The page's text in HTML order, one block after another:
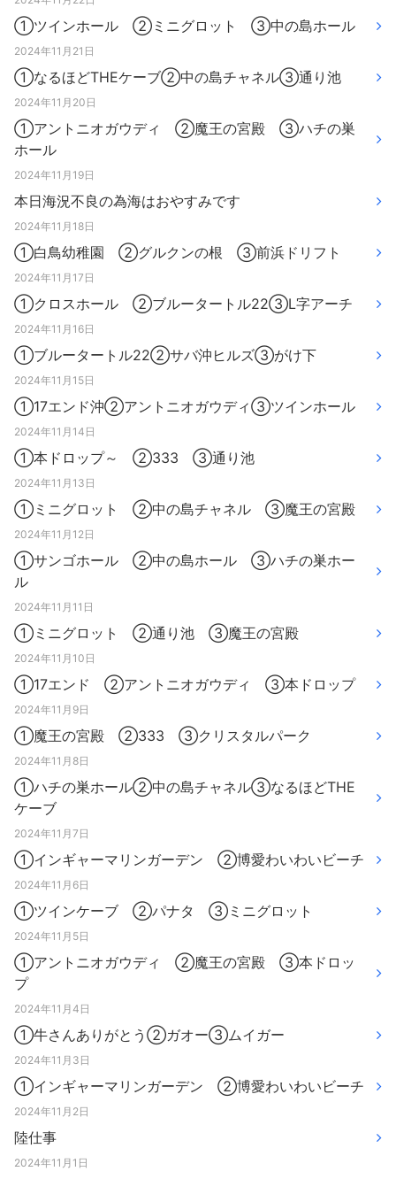
①ツインホール ②ミニグロット ③中の島ホール
2024年11月21日
①なるほどTHEケーブ②中の島チャネル③通り池
2024年11月20日
①アントニオガウディ ②魔王の宮殿 ③ハチの巣
ホール
2024年11月19日
本日海況不良の為海はおやすみです
2024年11月18日
①白鳥幼稚園 ②グルクンの根 ③前浜ドリフト
2024年11月17日
①クロスホール ②ブルータートル22③L字アーチ
2024年11月16日
①ブルータートル22②サバ沖ヒルズ③がけ下
2024年11月15日
①17エンド沖②アントニオガウディ③ツインホール
2024年11月14日
①本ドロップ～ ②333 ③通り池
2024年11月13日
①ミニグロット ②中の島チャネル ③魔王の宮殿
2024年11月12日
①サンゴホール ②中の島ホール ③ハチの巣ホー
ル
2024年11月11日
①ミニグロット ②通り池 ③魔王の宮殿
2024年11月10日
①17エンド ②アントニオガウディ ③本ドロップ
2024年11月9日
①魔王の宮殿 ②333 ③クリスタルパーク
2024年11月8日
①ハチの巣ホール②中の島チャネル③なるほどTHE
ケーブ
2024年11月7日
①インギャーマリンガーデン ②博愛わいわいビーチ
2024年11月6日
①ツインケーブ ②パナタ ③ミニグロット
2024年11月5日
①アントニオガウディ ②魔王の宮殿 ③本ドロッ
プ
2024年11月4日
①牛さんありがとう②ガオー③ムイガー
2024年11月3日
①インギャーマリンガーデン ②博愛わいわいビーチ
2024年11月2日
陸仕事
2024年11月1日